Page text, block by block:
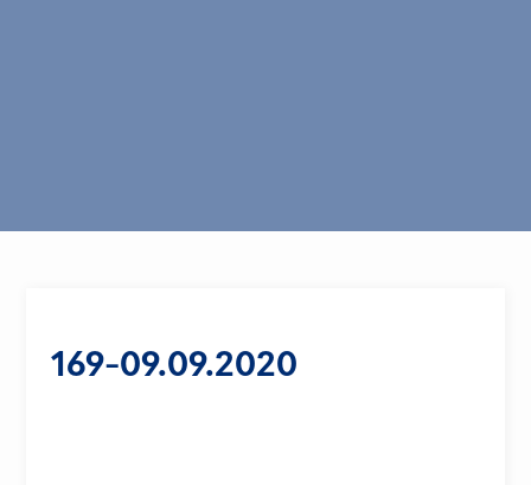
169-09.09.2020